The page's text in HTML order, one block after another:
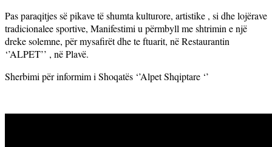
Pas paraqitjes së pikave të shumta kulturore, artistike , si dhe lojërave
tradicionalee sportive, Manifestimi u përmbyll me shtrimin e një
dreke solemne, për mysafirët dhe te ftuarit, në Restaurantin
‘’ALPET’’ , në Plavë.
Sherbimi për informim i Shoqatës ‘’Alpet Shqiptare ‘’